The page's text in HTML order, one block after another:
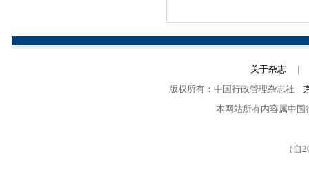
关于杂志
版权所有：中国行政管理杂志社
本网站所有内容属中
（自